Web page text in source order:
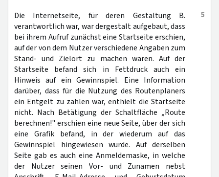
5
Die Internetseite, für deren Gestaltung B.
verantwortlich war, war dergestalt aufgebaut, dass
bei ihrem Aufruf zunächst eine Startseite erschien,
auf der von dem Nutzer verschiedene Angaben zum
Stand- und Zielort zu machen waren. Auf der
Startseite befand sich in Fettdruck auch ein
Hinweis auf ein Gewinnspiel. Eine Information
darüber, dass für die Nutzung des Routenplaners
ein Entgelt zu zahlen war, enthielt die Startseite
nicht. Nach Betätigung der Schaltfläche „Route
berechnen!" erschien eine neue Seite, über der sich
eine Grafik befand, in der wiederum auf das
Gewinnspiel hingewiesen wurde. Auf derselben
Seite gab es auch eine Anmeldemaske, in welche
der Nutzer seinen Vor- und Zunamen nebst